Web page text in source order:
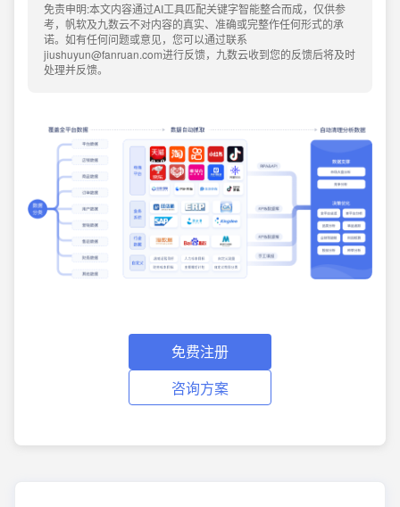
免责申明:本文内容通过AI工具匹配关键字智能整合而成，仅供参
考，帆软及九数云不对内容的真实、准确或完整作任何形式的承
诺。如有任何问题或意见，您可以通过联系
jiushuyun@fanruan.com进行反馈，九数云收到您的反馈后将及时
处理并反馈。
免费注册
咨询方案